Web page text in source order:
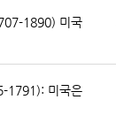
1890) 미국
1791): 미국은